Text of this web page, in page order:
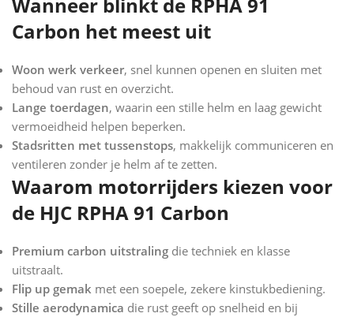
Carbon het meest uit
Woon werk verkeer, snel kunnen openen en sluiten met
behoud van rust en overzicht.
Lange toerdagen, waarin een stille helm en laag gewicht
vermoeidheid helpen beperken.
Stadsritten met tussenstops, makkelijk communiceren en
ventileren zonder je helm af te zetten.
Waarom motorrijders kiezen voor
de HJC RPHA 91 Carbon
Premium carbon uitstraling die techniek en klasse
uitstraalt.
Flip up gemak met een soepele, zekere kinstukbediening.
Stille aerodynamica die rust geeft op snelheid en bij